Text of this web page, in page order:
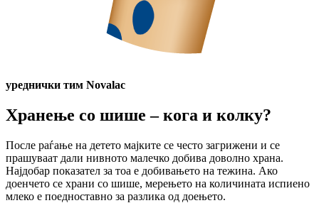
уреднички тим Novalac
Хранење со шише – кога и колку?
После раѓање на детето мајките се често загрижени и се
прашуваат дали нивното малечко добива доволно храна.
Најдобар показател за тоа е добивањето на тежина. Ако
доенчето се храни со шише, мерењето на количината испиено
млеко е поедноставно за разлика од доењето.